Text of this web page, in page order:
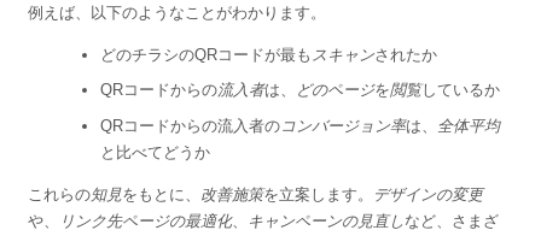
例えば、以下のようなことがわかります。
どのチラシのQRコードが最も スキャンされたか
QRコードからの流入者は、 どのページを閲覧しているか
QRコードからの流入者の コンバージョン率は、 全体平均
と比べてどうか
これらの知見をもとに、 改善施策を立案します。
デザインの変更
や、
リンク先ページの最適化、 キャンペーンの見直し など、さまざ